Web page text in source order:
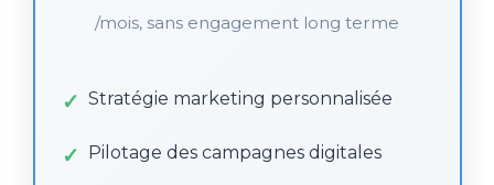
/mois, sans engagement long terme
Stratégie marketing personnalisée
Pilotage des campagnes digitales